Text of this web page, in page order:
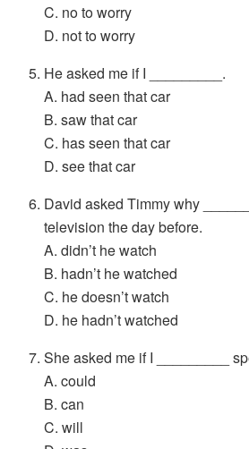
C. no to worry
D. not to worry
He asked me if I _________.
A. had seen that car
B. saw that car
C. has seen that car
D. see that car
David asked Timmy why
television the day before.
A. didn’t he watch
B. hadn’t he watched
C. he doesn’t watch
D. he hadn’t watched
She asked me if I _________
A. could
B. can
C. will